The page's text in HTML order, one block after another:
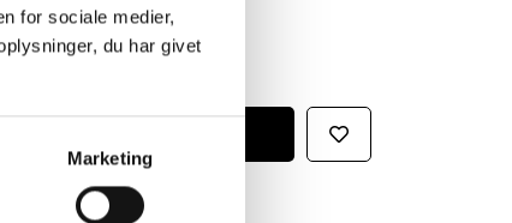
for sociale medier,
du har givet
Marketing